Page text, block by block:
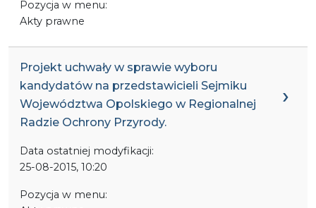
Pozycja w menu:
Akty prawne
Projekt uchwały w sprawie wyboru
kandydatów na przedstawicieli Sejmiku
Województwa Opolskiego w Regionalnej
Radzie Ochrony Przyrody.
Data ostatniej modyfikacji:
25-08-2015, 10:20
Pozycja w menu: